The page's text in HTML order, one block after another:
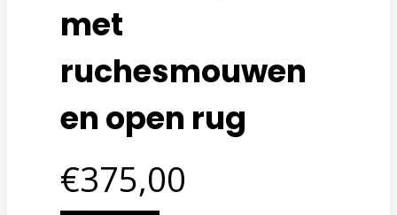
met
ruchesmouwen
en open rug
€375,00